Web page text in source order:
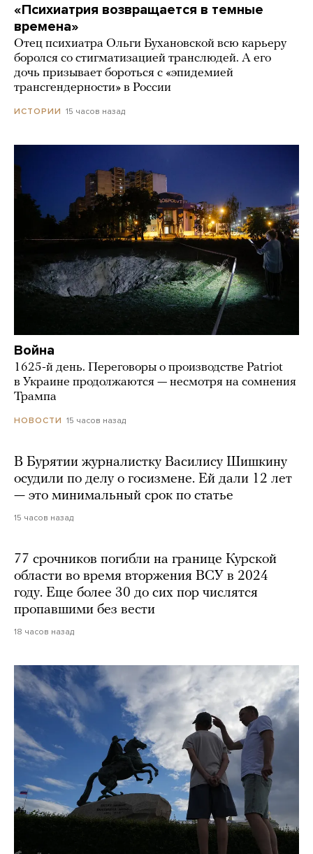
«Психиатрия возвращается в темные
времена»
Отец психиатра Ольги Бухановской всю карьеру
боролся со стигматизацией транслюдей. А его
дочь призывает бороться с «эпидемией
трансгендерности» в России
ИСТОРИИ 15 часов назад
Война
1625-й день. Переговоры о производстве Patriot
в Украине продолжаются — несмотря на сомнения
Трампа
НОВОСТИ 15 часов назад
В Бурятии журналистку Василису Шишкину
осудили по делу о госизмене. Ей дали 12 лет
— это минимальный срок по статье
15 часов назад
77 срочников погибли на границе Курской
области во время вторжения ВСУ в 2024
году. Еще более 30 до сих пор числятся
пропавшими без вести
18 часов назад